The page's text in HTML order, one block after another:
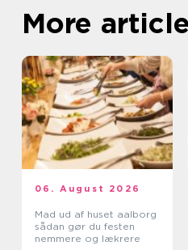
More
06. August 2026
Mad ud af huset aalborg
sådan gør du festen
nemmere og lækrere